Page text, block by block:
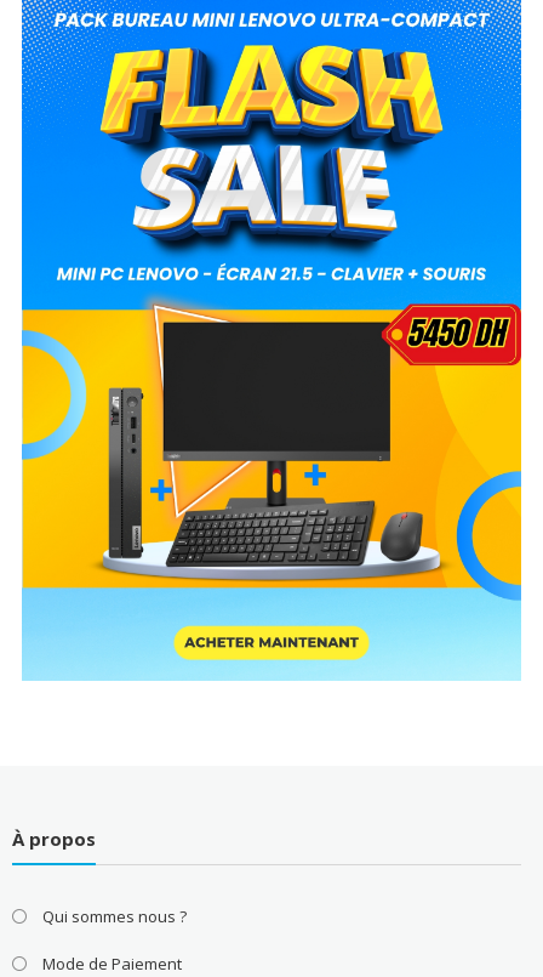
À propos
Qui sommes nous ?
Mode de Paiement